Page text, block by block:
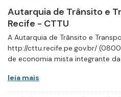
Autarquia de Trânsito e
Recife - CTTU
A Autarquia de Trânsito e
http://cttu.recife.pe.gov.br/
de economia mista integrante
leia mais